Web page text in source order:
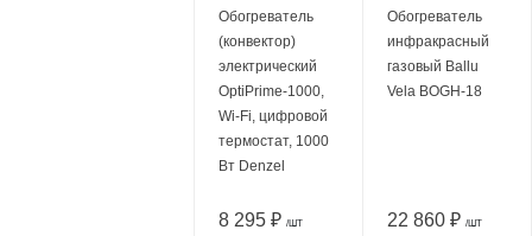
Обогреватель
(конвектор)
электрический
OptiPrime-1000,
Wi-Fi, цифровой
термостат, 1000
Вт Denzel
8 295 ₽ /ШТ
Обогреватель
инфракрасный
газовый Ballu
Vela BOGH-18
22 860 ₽ /ШТ